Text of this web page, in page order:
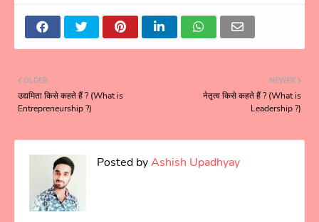
NEWER
नेतृत्व किसे कहते हैं ? (What is
Leadership ?)
OLDER
उद्यमिता किसे कहते हैं ? (What is
Entrepreneurship ?)
Posted byAshish Upadhyay